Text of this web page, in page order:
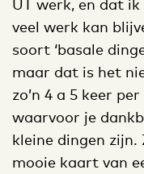
UT werk, en dat
veel werk kan
soort ‘basale
maar dat is het
zo’n 4 a 5 keer
waarvoor je
kleine dingen zijn.
mooie kaart van